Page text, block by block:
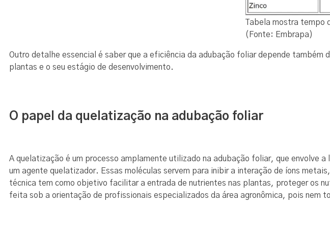
Tabela mostra tempo
(Fonte: Embrapa)
Outro detalhe essencial é saber que a eficiência da adubação foliar depende
plantas e o seu estágio de desenvolvimento.
O papel da quelatização na adubação foliar
A quelatização é um processo amplamente utilizado na adubação foliar, que envolve
um agente quelatizador. Essas moléculas servem para inibir a interação de íons
técnica tem como objetivo facilitar a entrada de nutrientes nas plantas, proteger os
feita sob a orientação de profissionais especializados da área agronômica, pois nem